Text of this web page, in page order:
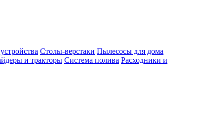
Столы-верстаки Пылесосы для дома
и тракторы Система полива Расходники и